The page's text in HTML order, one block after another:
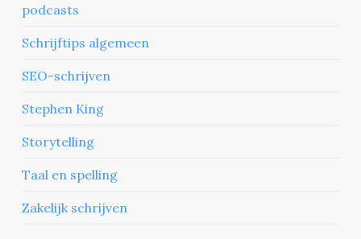
podcasts
Schrijftips algemeen
SEO-schrijven
Stephen King
Storytelling
Taal en spelling
Zakelijk schrijven